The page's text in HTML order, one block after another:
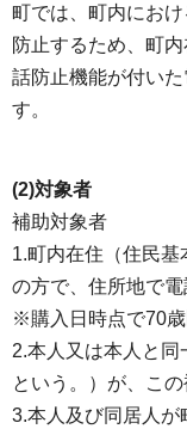
町では、町内にお
防止するため、町
話防止機能が付い
す。
(2)対象者
補助対象者
1.町内在住（住民
の方で、住所地で
※購入日時点で70
2.本人又は本人と同
という。）が、こ
3.本人及び同居人が